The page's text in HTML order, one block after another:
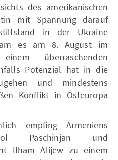
des amerikanischen
mit Spannung darauf
in der Ukraine
es am 8. August im
überraschenden
Potenzial hat in die
und mindestens
Konflikt in Osteuropa
empfing Armeniens
Paschinjan und
Ilham Alijew zu einem